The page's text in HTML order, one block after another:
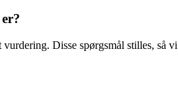
Disse spørgsmål stilles,